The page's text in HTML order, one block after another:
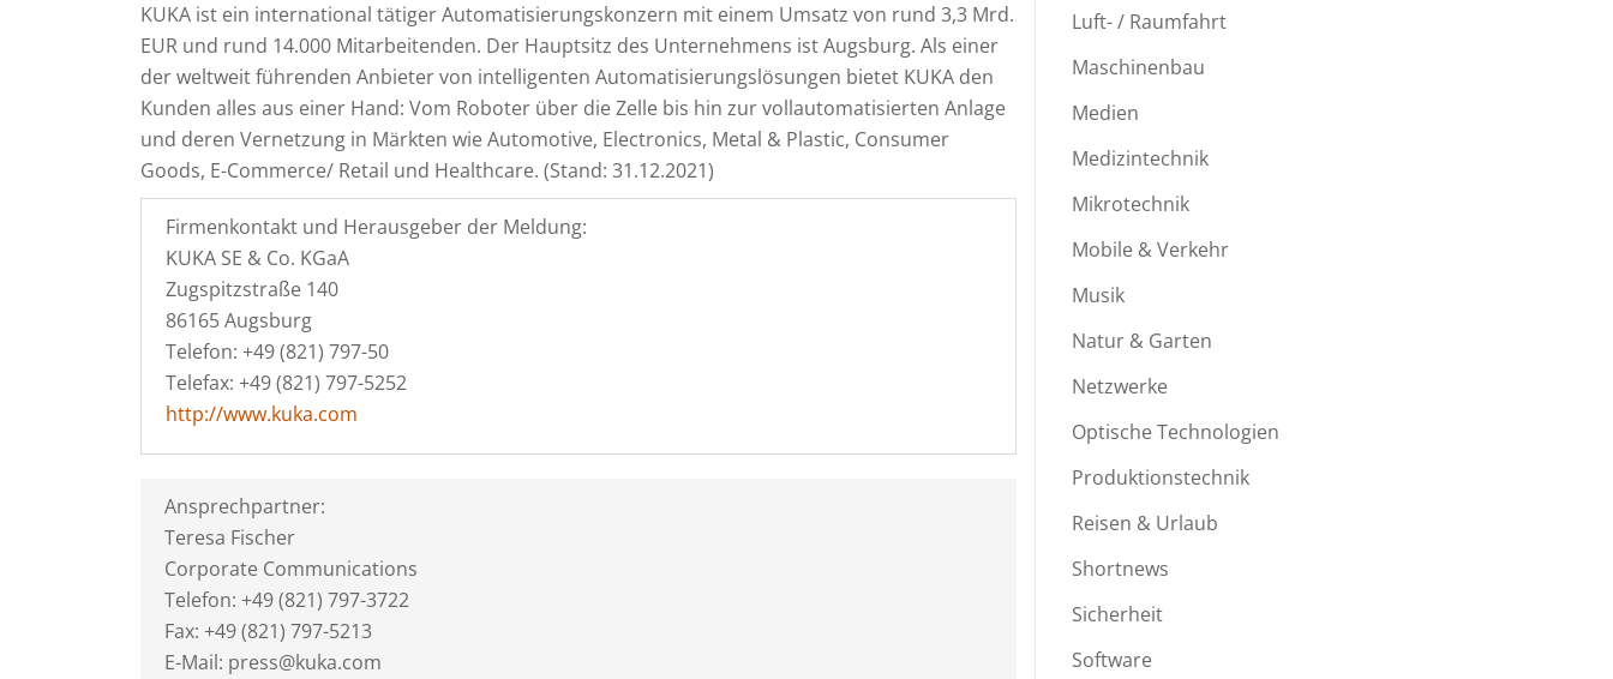
KUKA ist ein international tätiger Automatisierungskonzern mit einem Umsatz von rund 3,3 Mrd.
EUR und rund 14.000 Mitarbeitenden. Der Hauptsitz des Unternehmens ist Augsburg. Als einer
der weltweit führenden Anbieter von intelligenten Automatisierungslösungen bietet KUKA den
Kunden alles aus einer Hand: Vom Roboter über die Zelle bis hin zur vollautomatisierten Anlage
und deren Vernetzung in Märkten wie Automotive, Electronics, Metal & Plastic, Consumer
Goods, E-Commerce/ Retail und Healthcare. (Stand: 31.12.2021)
Firmenkontakt und Herausgeber der Meldung:
KUKA SE & Co. KGaA
Zugspitzstraße 140
86165 Augsburg
Telefon: +49 (821) 797-50
Telefax: +49 (821) 797-5252
http://www.kuka.com
Ansprechpartner:
Teresa Fischer
Corporate Communications
Telefon: +49 (821) 797-3722
Fax: +49 (821) 797-5213
E-Mail: press@kuka.com
Luft- / Raumfahrt
Maschinenbau
Medien
Medizintechnik
Mikrotechnik
Mobile & Verkehr
Musik
Natur & Garten
Netzwerke
Optische Technologien
Produktionstechnik
Reisen & Urlaub
Shortnews
Sicherheit
Software